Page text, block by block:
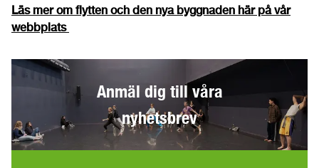
Läs mer om flytten och den nya byggnaden här på vår
webbplats
Anmäl dig till våra
nyhetsbrev